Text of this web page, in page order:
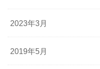
2023年3月
2019年5月